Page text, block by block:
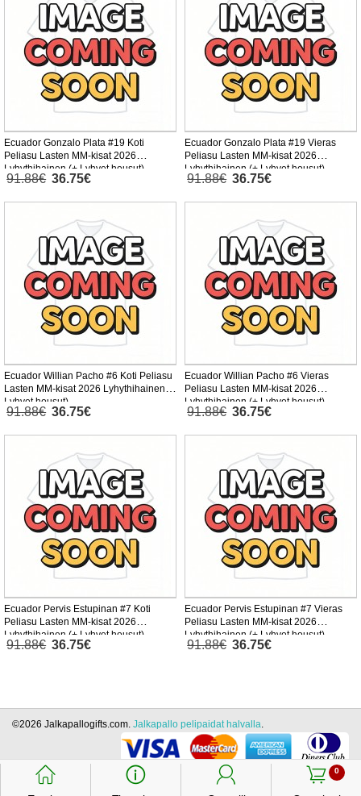
Ecuador Gonzalo Plata #19 Koti
Peliasu Lasten MM-kisat 2026
Lyhythihainen (+ Lyhyet housut)
91.88€ 36.75€
Ecuador Gonzalo Plata #19 Vieras
Peliasu Lasten MM-kisat 2026
Lyhythihainen (+ Lyhyet housut)
91.88€ 36.75€
Ecuador Willian Pacho #6 Koti Peliasu
Lasten MM-kisat 2026 Lyhythihainen (+
Lyhyet housut)
91.88€ 36.75€
Ecuador Willian Pacho #6 Vieras
Peliasu Lasten MM-kisat 2026
Lyhythihainen (+ Lyhyet housut)
91.88€ 36.75€
Ecuador Pervis Estupinan #7 Koti
Peliasu Lasten MM-kisat 2026
Lyhythihainen (+ Lyhyet housut)
91.88€ 36.75€
Ecuador Pervis Estupinan #7 Vieras
Peliasu Lasten MM-kisat 2026
Lyhythihainen (+ Lyhyet housut)
91.88€ 36.75€
󰃱 󰈢 󰃳 0
󰃦
©2026 Jalkapallogifts.com. Jalkapallo pelipaidat halvalla.